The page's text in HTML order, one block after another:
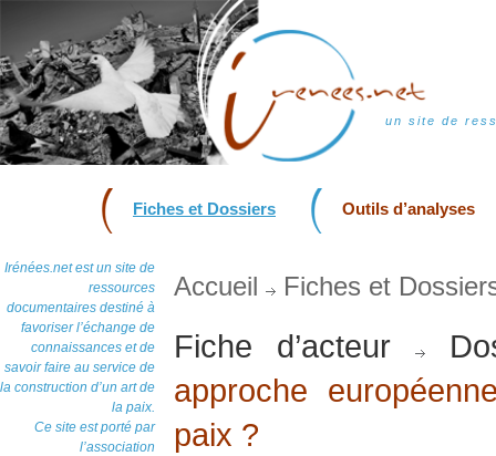
un site de
Fiches et Dossiers Outils d’analyses
Irénées.net est un site de
ressources
documentaires destiné à
favoriser l’échange de
connaissances et de
savoir faire au service de
la construction d’un art de
la paix.
Ce site est porté par
l’association
Accueil Fiches et
Fiche d’acteur
approche
paix ?